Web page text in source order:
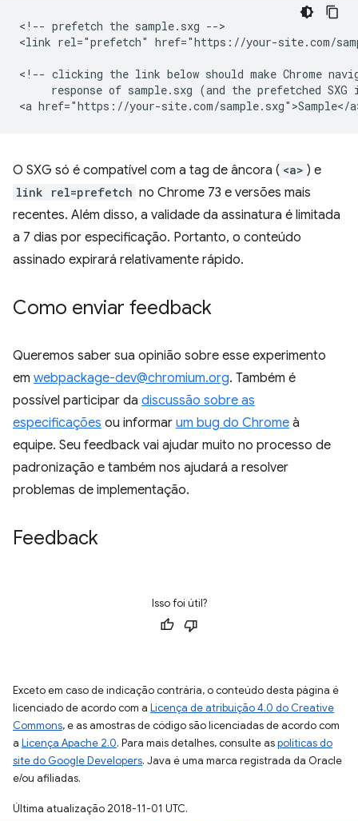
<!-- prefetch the sample.sxg -->
<link rel="prefetch" href="https://your-site.com/
<!-- clicking the link below should make Chrome
response of sample.sxg (and the prefetched SXG
O SXG só é compatível com a tag de âncora ( <a> ) e
link rel=prefetch no Chrome 73 e versões mais
recentes. Além disso, a validade da assinatura é limitada
a 7 dias por especificação. Portanto, o conteúdo
assinado expirará relativamente rápido.
Como enviar feedback
Queremos saber sua opinião sobre esse experimento
em webpackage-dev@chromium.org. Também é
possível participar da discussão sobre as
especificações ou informar um bug do Chrome à
equipe. Seu feedback vai ajudar muito no processo de
padronização e também nos ajudará a resolver
problemas de implementação.
Feedback
Isso foi útil?
Exceto em caso de indicação contrária, o conteúdo desta página é
licenciado de acordo com a Licença de atribuição 4.0 do Creative
Commons, e as amostras de código são licenciadas de acordo com
a Licença Apache 2.0. Para mais detalhes, consulte aspolíticas do
site do Google Developers. Java é uma marca registrada da Oracle
e/ou afiliadas.
Última atualização 2018-11-01 UTC.